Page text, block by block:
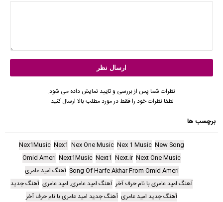
نظرات شما پس از بررسی و تایید نمایش داده می شود.
لطفا نظرات خود را فقط در مورد مطلب بالا ارسال کنید.
برچسب ها
New Song
Nex 1 Music
Nex One Music
Nex1
Nex1Music
Next One Music
Next.ir
Next1
Next1Music
Omid Ameri
Song Of Harfe Akhar From Omid Ameri آهنگ امید عامری
آهنگ امید عامری با نام حرف آخر آهنگ امید عامری. امید عامری آهنگ جدید
آهنگ جدید امید عامری آهنگ جدید امید عامری با نام حرف آخر